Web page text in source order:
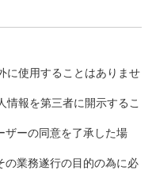
に使用することはありませ
情報を第三者に開示するこ
ザーの同意を了承した場
の業務遂行の目的の為に必